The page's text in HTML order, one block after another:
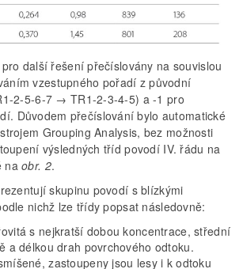
další řešení přečíslovány na souvislou
vzestupného pořadí z původní
2-5-6-7 → TR1-2-3-4-5) a -1 pro
Důvodem přečíslování bylo automatické
Grouping Analysis, bez možnosti
výsledných tříd povodí IV. řádu na
naobr. 2.
skupinu povodí s blízkými
nichž lze třídy popsat následovně:
s nejkratší dobou koncentrace, střední
a délkou drah povrchového odtoku.
zastoupeny jsou lesy i k odtoku